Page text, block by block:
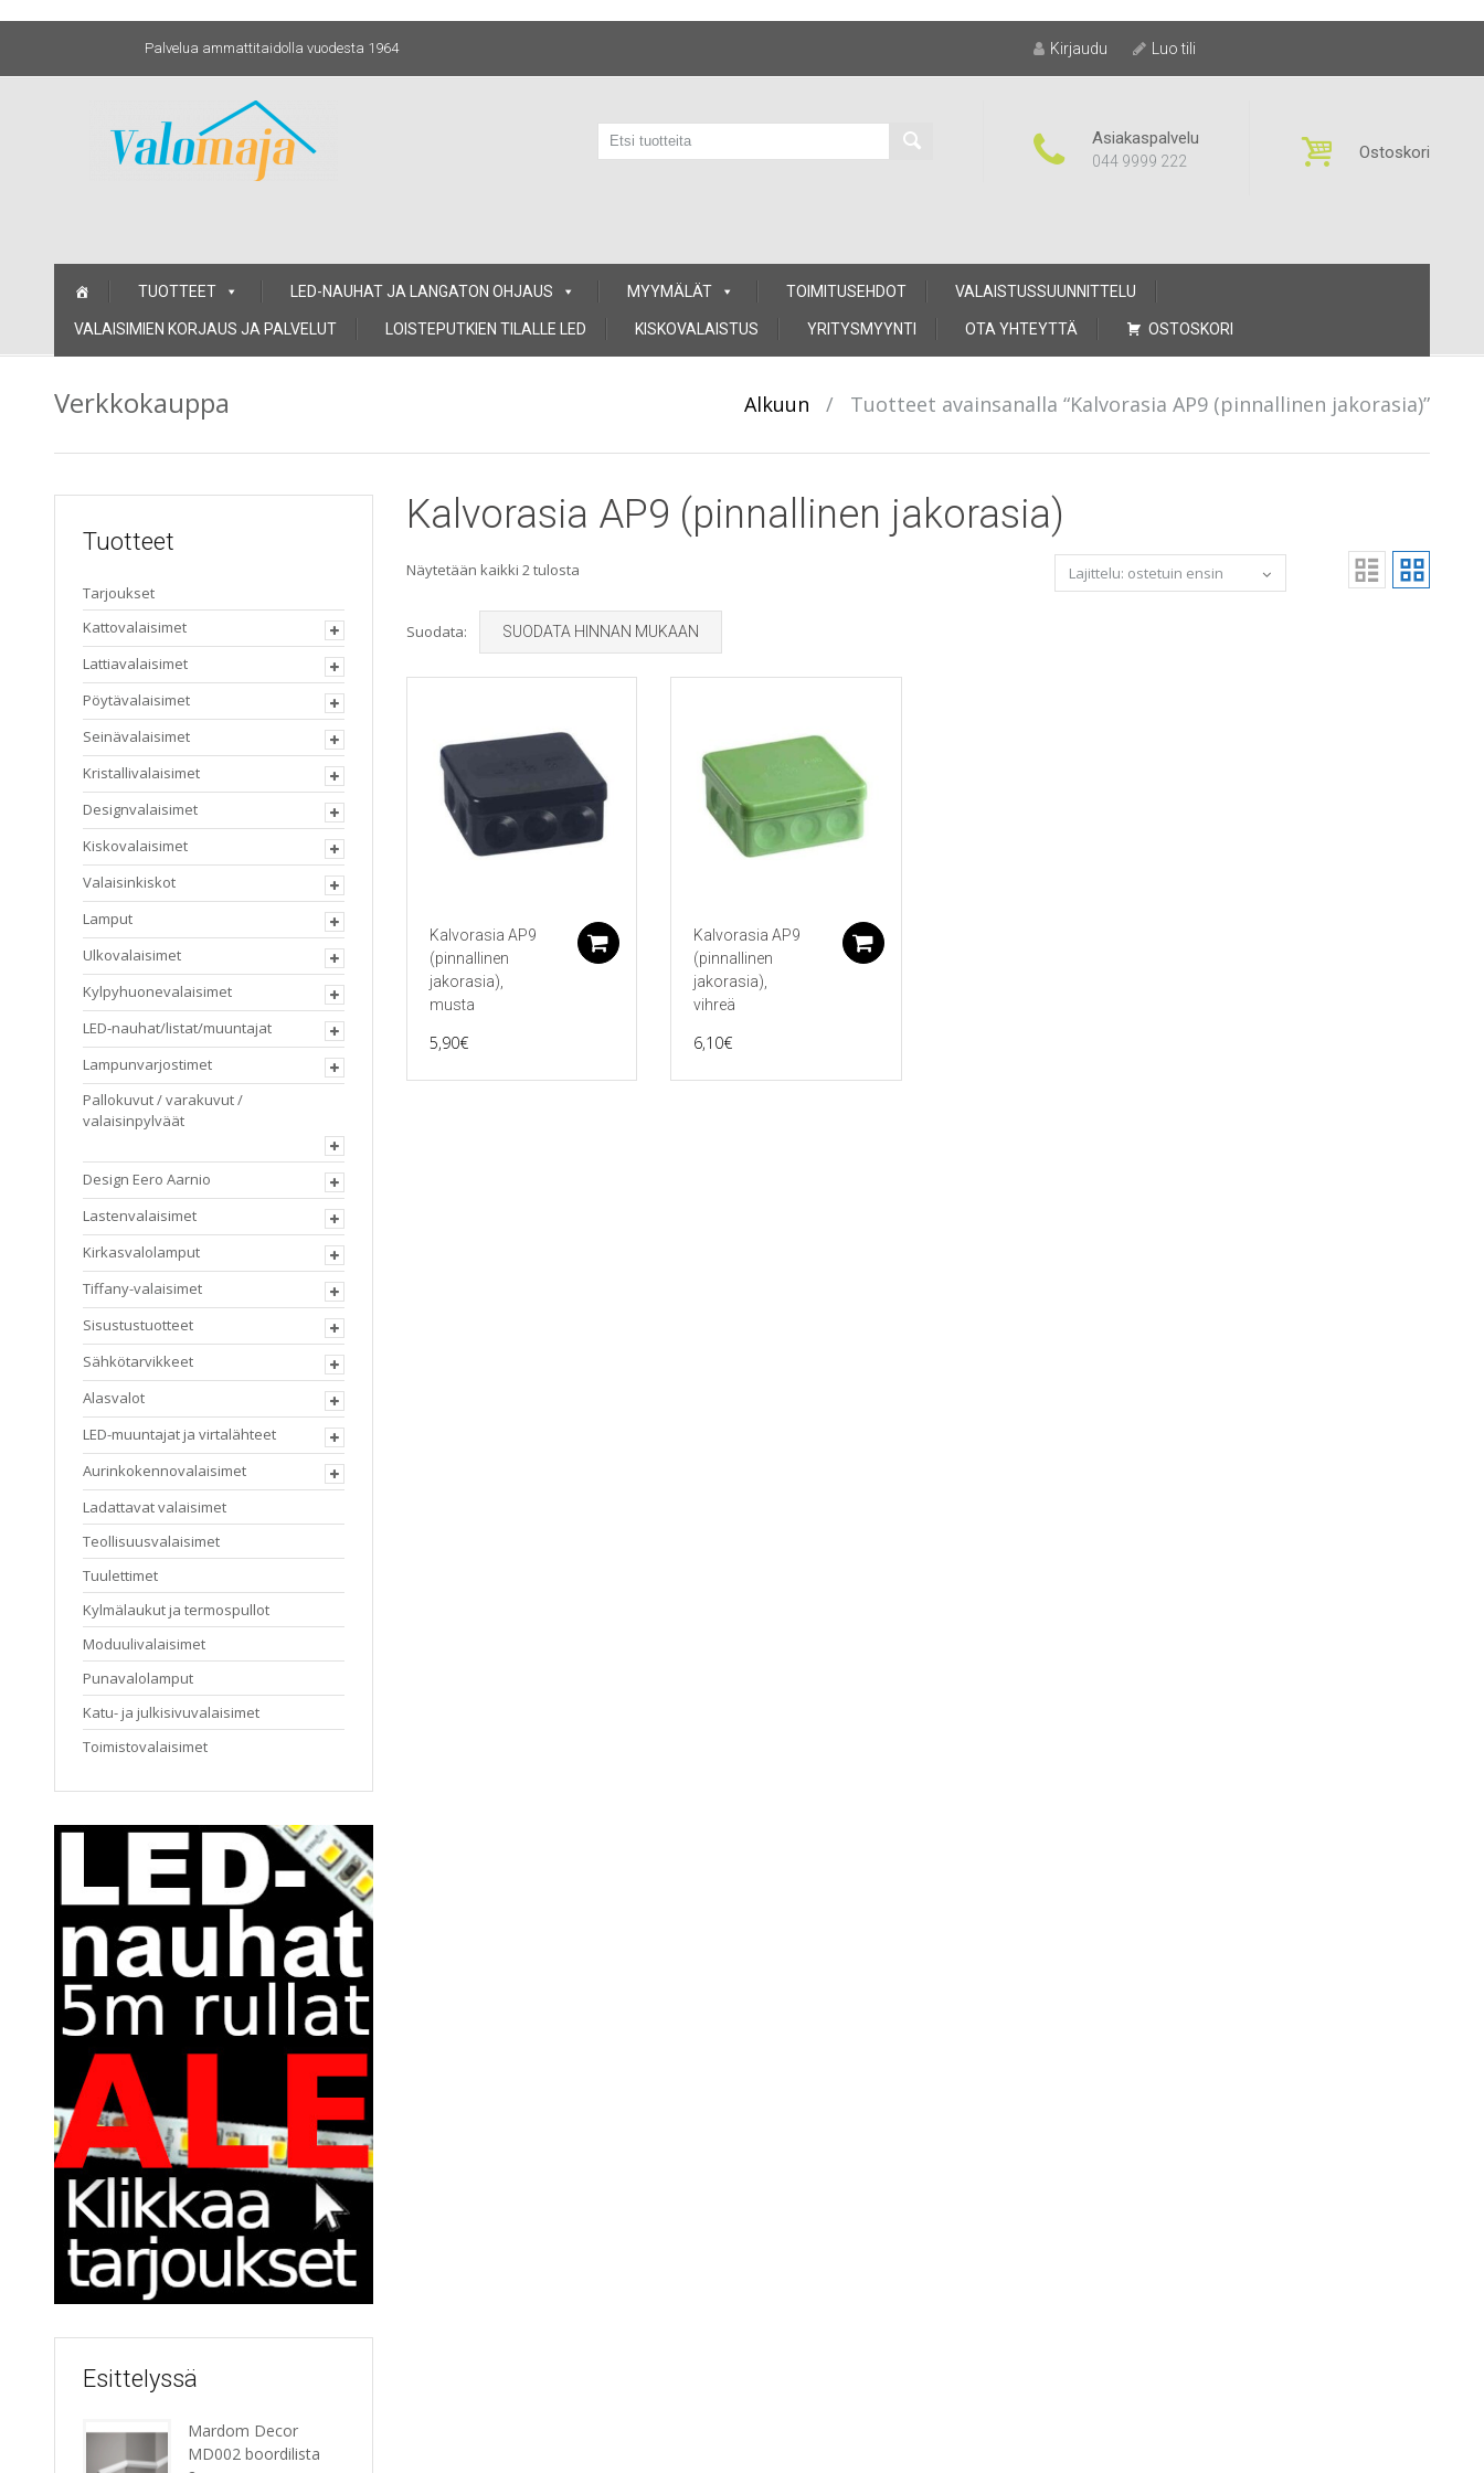
Palvelua ammattitaidolla vuodesta 1964 Kirjaudu Luo tili
Asiakaspalvelu
044 9999 222 Ostoskori
TUOTTEET LED-NAUHAT JA LANGATON OHJAUS MYYMÄLÄT TOIMITUSEHDOT VALAISTUSSUUNNITTELU
VALAISIMIEN KORJAUS JA PALVELUT LOISTEPUTKIEN TILALLE LED KISKOVALAISTUS YRITYSMYYNTI OTA YHTEYTTÄ OSTOSKORI
Verkkokauppa Alkuun / Tuotteet avainsanalla “Kalvorasia AP9 (pinnallinen jakorasia)”
Kalvorasia AP9 (pinnallinen jakorasia)
Näytetään kaikki 2 tulostaSorted
by
popularity
Suodata: SUODATA HINNAN MUKAAN
Kalvorasia AP9
(pinnallinen
jakorasia),
musta
5,90€
Lisää ostoskoriin
Kalvorasia AP9
(pinnallinen
jakorasia),
vihreä
6,10€
Tuotteet
Tarjoukset
Kattovalaisimet
Lattiavalaisimet
Pöytävalaisimet
Seinävalaisimet
Kristallivalaisimet
Designvalaisimet
Kiskovalaisimet
Valaisinkiskot
Lamput
Ulkovalaisimet
Kylpyhuonevalaisimet
LED-nauhat/listat/muuntajat
Lampunvarjostimet
Pallokuvut / varakuvut /
valaisinpylväät
Design Eero Aarnio
Lastenvalaisimet
Kirkasvalolamput
Tiffany-valaisimet
Sisustustuotteet
Sähkötarvikkeet
Alasvalot
LED-muuntajat ja virtalähteet
Aurinkokennovalaisimet
Ladattavat valaisimet
Teollisuusvalaisimet
Tuulettimet
Kylmälaukut ja termospullot
Moduulivalaisimet
Punavalolamput
Katu- ja julkisivuvalaisimet
Toimistovalaisimet
Esittelyssä
Mardom Decor
MD002 boordilista